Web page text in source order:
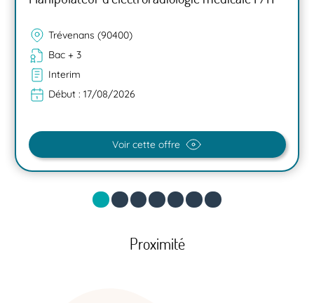
Trévenans (90400)
Bac + 3
Interim
Début : 17/08/2026
Voir cette offre
Proximité